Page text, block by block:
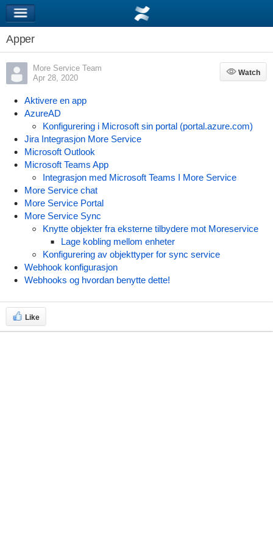
Apper
More Service Team
Apr 28, 2020
Watch
Watch
Aktivere en app
AzureAD
Konfigurering i Microsoft sin portal (portal.azure.com)
Jira Integrasjon More Service
Microsoft Outlook
Microsoft Teams App
Integrasjon med Microsoft Teams I More Service
More Service chat
More Service Portal
More Service Sync
Knytte objekter fra eksterne tilbydere mot Moreservice
Lage kobling mellom enheter
Konfigurering av objekttyper for sync service
Webhook konfigurasjon
Webhooks og hvordan benytte dette!
Like